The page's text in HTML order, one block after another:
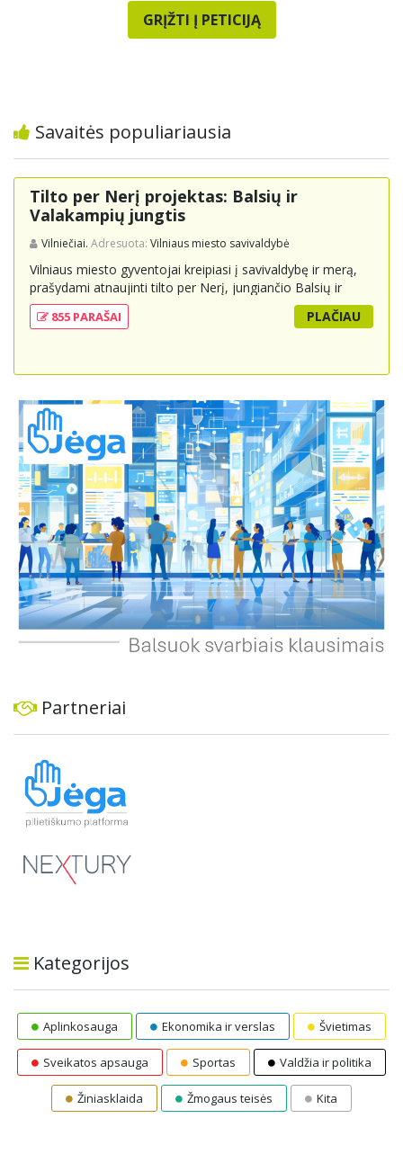
GRĮŽTI Į PETICIJĄ
Savaitės populiariausia
Tilto per Nerį projektas: Balsių ir
Valakampių jungtis
Vilniečiai. Adresuota: Vilniaus miesto savivaldybė
Vilniaus miesto gyventojai kreipiasi į savivaldybę ir merą,
prašydami atnaujinti tilto per Nerį, jungiančio Balsių ir
Valakampių kryptis, projektą ir įtraukti jį į miesto
strateginius susisiekimo planus. Šis tiltas ne tik padėtų
suteikdamas daugiau susisiekimo galimybių tiek
dviratininkams. Gyventojai ragina atlikti techninę,
ekonominę ir transporto analizę, organizuoti viešas
konsultacijas ir integruoti projektą į ilgalaikius miesto
planus, siekiant užtikrinti transporto sistemos patikimumą
ir prisitaikymą prie sparčiai augančio miesto poreikių.
855 PARAŠAI PLAČIAU
Partneriai
Kategorijos
Aplinkosauga Ekonomika ir verslas Švietimas
Sveikatos apsauga Sportas Valdžia ir politika
Žiniasklaida Žmogaus teisės Kita